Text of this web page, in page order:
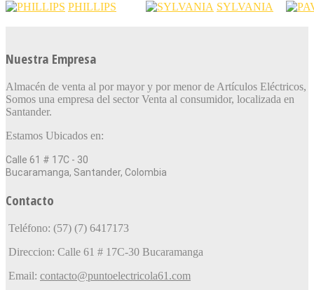
PHILLIPS SYLVANIA
Nuestra Empresa
Almacén de venta al por mayor y por menor de Artículos Eléctricos,
Somos una empresa del sector Venta al consumidor, localizada en
Santander.
Estamos Ubicados en:
Calle 61 # 17C - 30
Bucaramanga, Santander, Colombia
Contacto
Teléfono: (57) (7) 6417173
Direccion: Calle 61 # 17C-30 Bucaramanga
Email: contacto@puntoelectricola61.com